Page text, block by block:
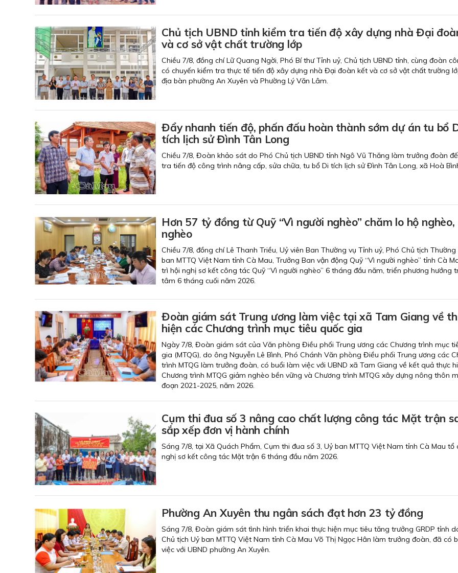
Chủ tịch UBND tỉnh kiểm tra tiến độ xây dựng nhà Đại
và cơ sở vật chất trường lớp
Chiều 7/8, đồng chí Lữ Quang Ngời, Phó Bí thư Tỉnh uỷ, Chủ tịch UBND tỉnh, cùng đoàn
có chuyến kiểm tra thực tế tiến độ xây dựng nhà Đại đoàn kết và cơ sở vật chất trường
địa bàn phường An Xuyên và Phường Lý Văn Lâm.
Đẩy nhanh tiến độ, phấn đấu hoàn thành sớm dự án tu bổ
tích lịch sử Đình Tân Long
Chiều 7/8, Đoàn khảo sát do Phó Chủ tịch UBND tỉnh Ngô Vũ Thăng làm trưởng đoàn
tra tiến độ công trình nâng cấp, sửa chữa, tu bổ Di tích lịch sử Đình Tân Long, xã Hoà
Hơn 57 tỷ đồng từ Quỹ “Vì người nghèo” chăm lo hộ nghèo,
nghèo
Chiều 7/8, đồng chí Lê Thanh Triều, Uỷ viên Ban Thường vụ Tỉnh uỷ, Phó Chủ tịch
ban MTTQ Việt Nam tỉnh Cà Mau, Trưởng Ban vận động Quỹ “Vì người nghèo” tỉnh Cà
trì hội nghị sơ kết công tác Quỹ “Vì người nghèo” 6 tháng đầu năm, triển phương hướng
tâm 6 tháng cuối năm 2026.
Đoàn giám sát Trung ương làm việc tại xã Tam Giang về
hiện các Chương trình mục tiêu quốc gia
Ngày 7/8, Đoàn giám sát của Văn phòng Điều phối Trung ương các Chương trình mục
gia (MTQG), do ông Nguyễn Lê Bình, Phó Chánh Văn phòng Điều phối Trung ương các
trình MTQG làm trưởng đoàn, có buổi làm việc với UBND xã Tam Giang về kết quả thực
Chương trình MTQG giảm nghèo bền vững và Chương trình MTQG xây dựng nông thôn
đoạn 2021-2025, năm 2026.
Cụm thi đua số 3 nâng cao chất lượng công tác Mặt trận
sắp xếp đơn vị hành chính
Sáng 7/8, tại Xã Quách Phẩm, Cụm thi đua số 3, Uỷ ban MTTQ Việt Nam tỉnh Cà Mau tổ
nghị sơ kết công tác Mặt trận 6 tháng đầu năm 2026.
Phường An Xuyên thu ngân sách đạt hơn 23 tỷ đồng
Sáng 7/8, Đoàn giám sát tình hình triển khai thực hiện mục tiêu tăng trưởng GRDP tỉnh
Chủ tịch Uỷ ban MTTQ Việt Nam tỉnh Cà Mau Võ Thị Ngọc Hân làm trưởng đoàn, đã có
việc với UBND phường An Xuyên.